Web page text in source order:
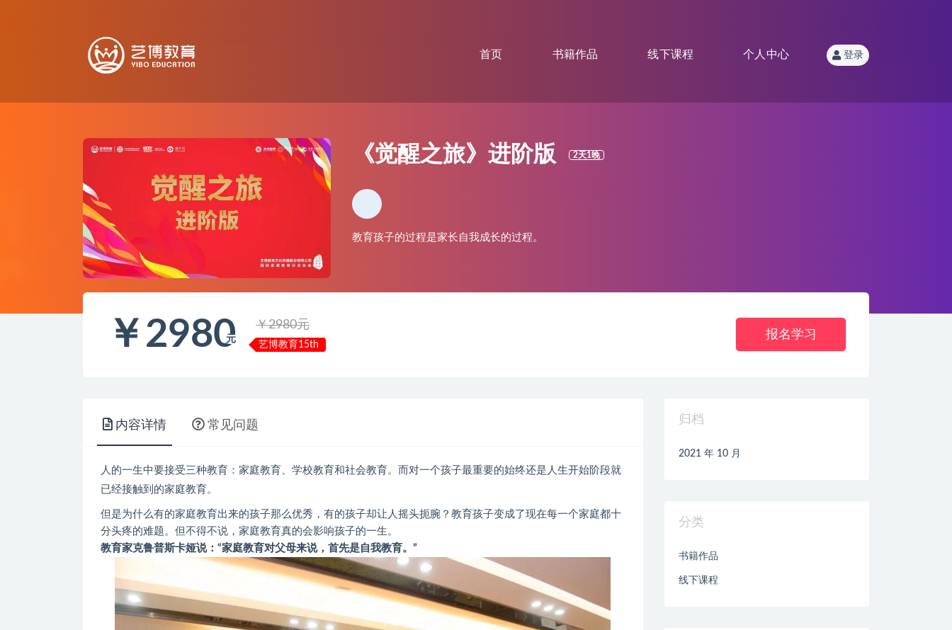
首页 书籍作品 线下课程 个人中心 登录
《觉醒之旅》进阶版 2天1晚
教育孩子的过程是家长自我成长的过程。
￥ 2980
元
￥2980元
艺博教育15th
报名学习
内容详情 常见问题
人的一生中要接受三种教育：家庭教育、学校教育和社会教育。而对一个孩子最重要的始终还是人生开始阶段就
已经接触到的家庭教育。
但是为什么有的家庭教育出来的孩子那么优秀，有的孩子却让人摇头扼腕？教育孩子变成了现在每一个家庭都十
分头疼的难题。但不得不说，家庭教育真的会影响孩子的一生。
教育家克鲁普斯卡娅说：“家庭教育对父母来说，首先是自我教育。”
归档
2021 年 10 月
分类
书籍作品
线下课程